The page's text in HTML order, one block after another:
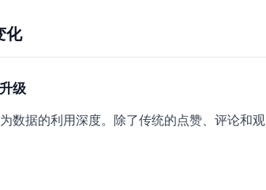
化
级
数据的利用深度。除了传统的点赞、评论和观